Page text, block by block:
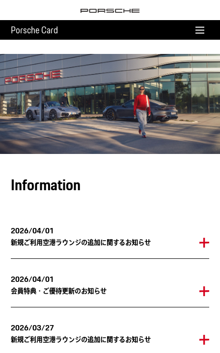
Porsche Card
Information
2026/04/01
新規ご利用空港ラウンジの追加に関するお知らせ
2026/04/01
会員特典・ご優待更新のお知らせ
2026/03/27
新規ご利用空港ラウンジの追加に関するお知らせ